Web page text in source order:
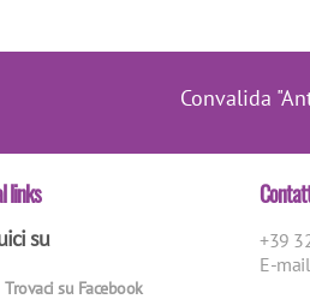
Convalida
links
su
Trovaci su Facebook
+39
E-